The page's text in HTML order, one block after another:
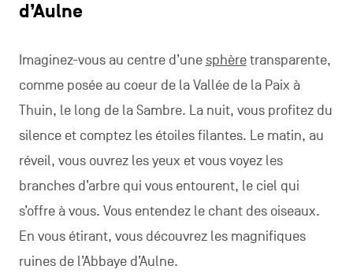
d’Aulne
Imaginez-vous au centre d’unesphèretransparente,
comme posée au coeur de la Vallée de la Paix à
Thuin, le long de la Sambre. La nuit, vous profitez du
silence et comptez les étoiles filantes. Le matin, au
réveil, vous ouvrez les yeux et vous voyez les
branches d’arbre qui vous entourent, le ciel qui
s’offre à vous. Vous entendez le chant des oiseaux.
En vous étirant, vous découvrez les magnifiques
ruines de l’Abbaye d’Aulne.